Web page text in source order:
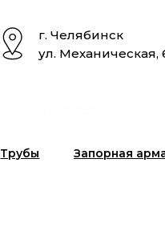
г. Челябинск
ул. Механическая,
Трубы Запорная